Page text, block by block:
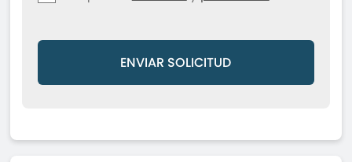
ENVIAR SOLICITUD